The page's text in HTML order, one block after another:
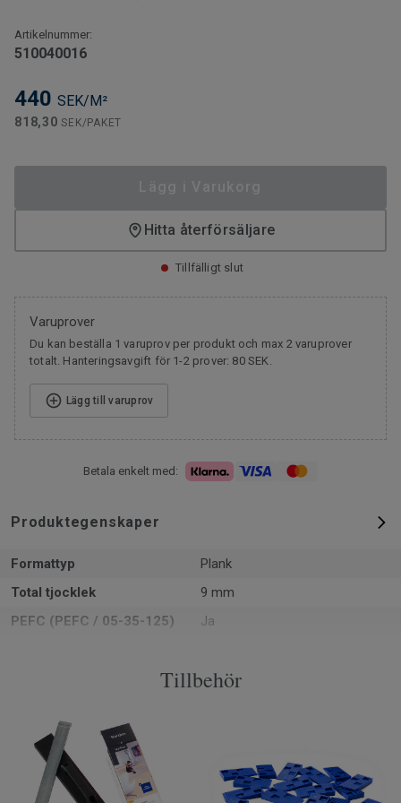
Artikelnummer:
510040016
440 SEK/M²
818,30SEK/PAKET
Hitta återförsäljare
Tillfälligt slut
Varuprover
Du kan beställa 1 varuprov per produkt och max 2 varuprover
totalt. Hanteringsavgift för 1-2 prover: 80 SEK.
Lägg till varuprov
Betala enkelt med:
Produktegenskaper
Formattyp
Plank
Total tjocklek
9 mm
PEFC (PEFC / 05-35-125)
Ja
7
bostadsmiljö
Låssystem
SAP SKU #
510040016
Tillbehör